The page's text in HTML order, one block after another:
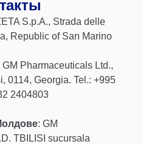
S.p.A., Strada delle
Republic of San Marino
GM Pharmaceuticals Ltd.,
0114, Georgia. Tel.: +995
2404803
: GM
TBILISI sucursala